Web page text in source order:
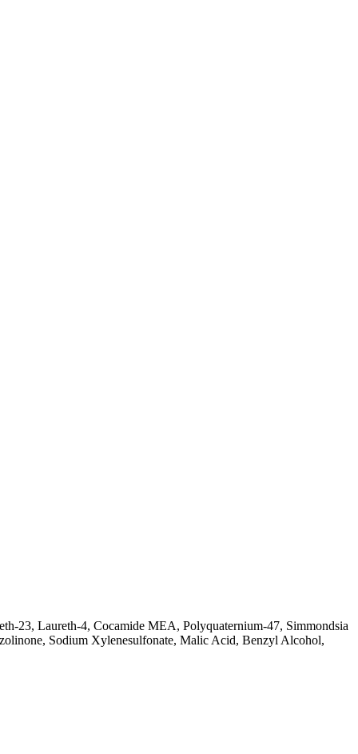
23, Laureth-4, Cocamide MEA, Polyquaternium-47, Simmondsia
Sodium Xylenesulfonate, Malic Acid, Benzyl Alcohol,